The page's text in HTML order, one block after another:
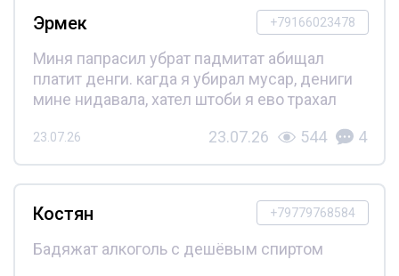
+79166023478
Эрмек
Миня папрасил убрат падмитат абищал
платит денги. кагда я убирал мусар, дениги
мине нидавала, хател штоби я ево трахал
23.07.26 23.07.26 544 4
+79779768584
Костян
Бадяжат алкоголь с дешёвым спиртом